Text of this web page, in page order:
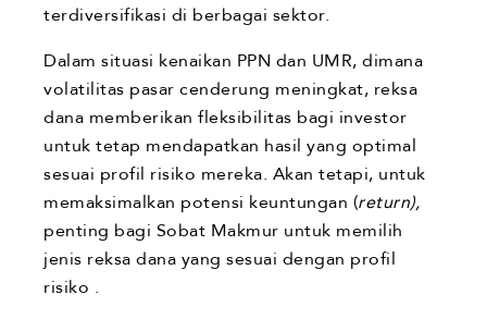
terdiversifikasi di berbagai sektor.
Dalam situasi kenaikan PPN dan UMR, dimana
volatilitas pasar cenderung meningkat, reksa
dana memberikan fleksibilitas bagi investor
untuk tetap mendapatkan hasil yang optimal
sesuai profil risiko mereka. Akan tetapi, untuk
memaksimalkan potensi keuntungan (return),
penting bagi Sobat Makmur untuk memilih
jenis reksa dana yang sesuai dengan profil
risiko .